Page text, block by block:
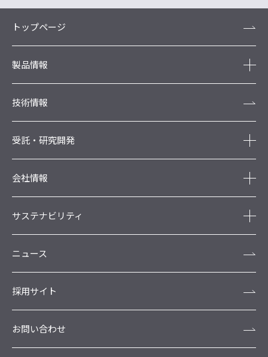
トップページ
製品情報
技術情報
受託・研究開発
会社情報
サステナビリティ
ニュース
採用サイト
お問い合わせ